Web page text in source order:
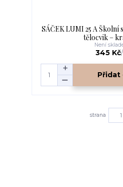
SÁČEK LUMI 25 A
tělocvik –
345 Kč/
Není
Přidat
strana